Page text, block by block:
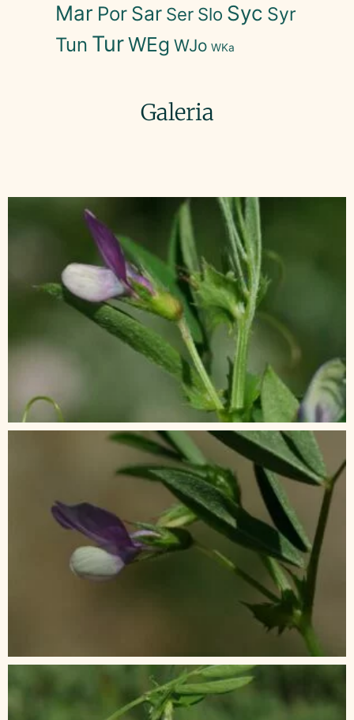
Mar Por Sar Ser Slo Syc Syr
Tun TurWEg WJo WKa
Galeria